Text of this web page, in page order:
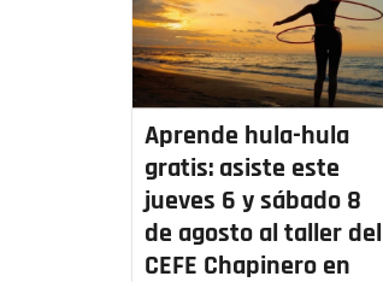
Aprende hula-hula
gratis: asiste este
jueves 6 y sábado 8
de agosto al taller del
CEFE Chapinero en